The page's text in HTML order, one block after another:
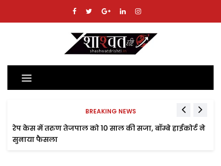
Toggle
navigation
BREAKING NEWS
रेप केस में तरुण तेजपाल को 10 साल की सजा, बॉम्बे हाईकोर्ट ने
सुनाया फैसला